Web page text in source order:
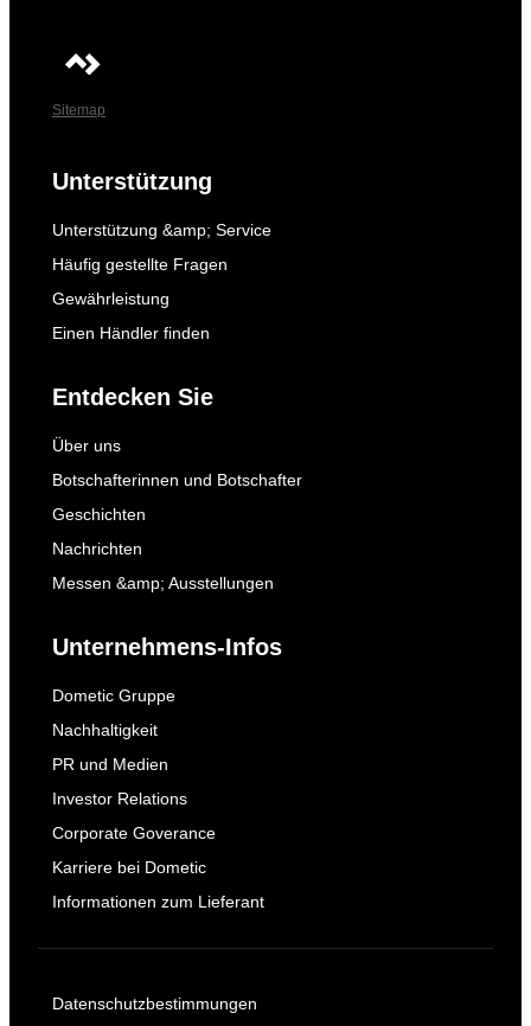
Sitemap
Unterstützung
Unterstützung &amp; Service
Häufig gestellte Fragen
Gewährleistung
Einen Händler finden
Entdecken Sie
Über uns
Botschafterinnen und Botschafter
Geschichten
Nachrichten
Messen &amp; Ausstellungen
Unternehmens-Infos
Dometic Gruppe
Nachhaltigkeit
PR und Medien
Investor Relations
Corporate Goverance
Karriere bei Dometic
Informationen zum Lieferant
Datenschutzbestimmungen